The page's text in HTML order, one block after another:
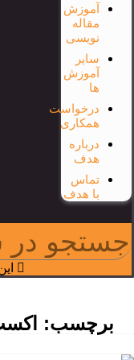
آموزش
مقاله
نویسی
سایر
آموزش
ها
درخواست
همکاری
درباره
هدف
تماس
با هدف
برچسب: